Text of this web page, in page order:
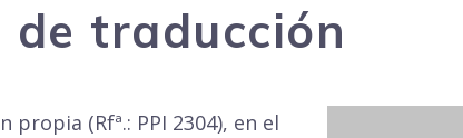
traducción
(Rfª.: PPI 2304), en el